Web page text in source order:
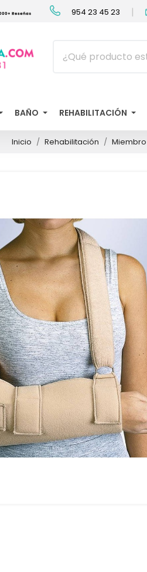
954 23 45 23 |
BAÑO REHABILITACIÓN
Inicio Rehabilitación